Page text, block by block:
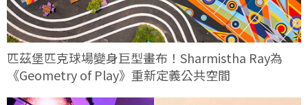
匹茲堡匹克球場變身巨型畫布！Sharmistha Ray為
《Geometry of Play》重新定義公共空間